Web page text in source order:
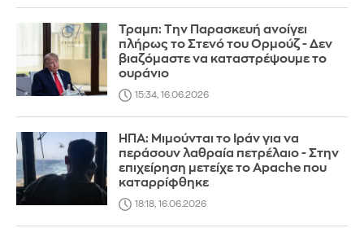
Τραμπ: Την Παρασκευή ανοίγει
πλήρως το Στενό του Ορμούζ - Δεν
βιαζόμαστε να καταστρέψουμε το
ουράνιο
15:34, 16.06.2026
ΗΠΑ: Μιμούνται το Ιράν για να
περάσουν λαθραία πετρέλαιο - Στην
επιχείρηση μετείχε το Apache που
καταρρίφθηκε
18:18, 16.06.2026